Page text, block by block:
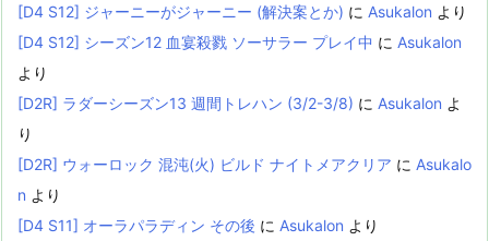
[D4 S12] ジャーニーがジャーニー (解決案とか) に Asukalon より
[D4 S12] シーズン12 血宴殺戮 ソーサラー プレイ中 に Asukalon
より
[D2R] ラダーシーズン13 週間トレハン (3/2-3/8) に Asukalon よ
り
[D2R] ウォーロック 混沌(火) ビルド ナイトメアクリア に Asukalo
n より
[D4 S11] オーラパラディン その後 に Asukalon より